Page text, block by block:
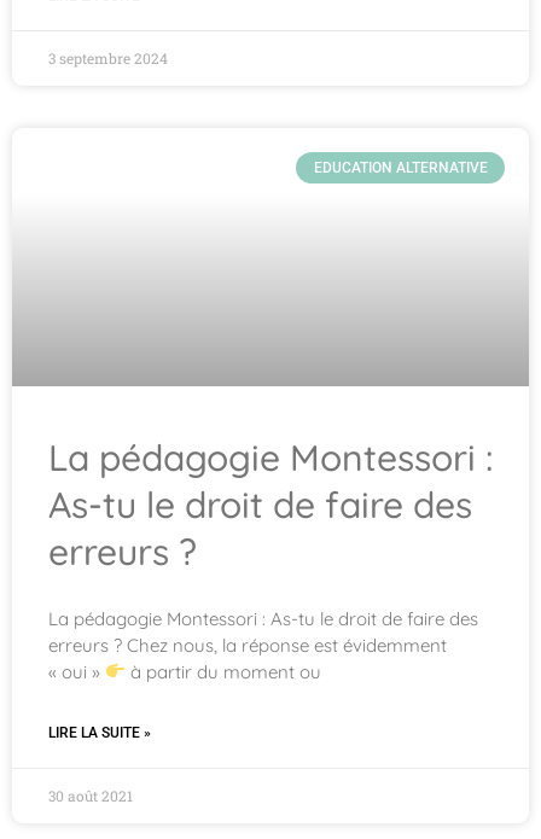
3 septembre 2024
EDUCATION ALTERNATIVE
La pédagogie Montessori :
As-tu le droit de faire des
erreurs ?
La pédagogie Montessori : As-tu le droit de faire des
erreurs ? Chez nous, la réponse est évidemment
« oui »
à partir du moment ou
LIRE LA SUITE »
30 août 2021